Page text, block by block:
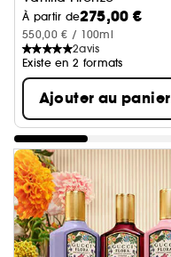
Eau de Parfum
À partir de275,00 €
550,00 € / 100ml
2avis
Existe en 2 formats
Ajouter au panier